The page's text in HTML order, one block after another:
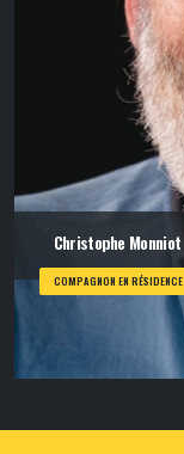
Christophe Monniot
COMPAGNON EN RÉSIDENCE